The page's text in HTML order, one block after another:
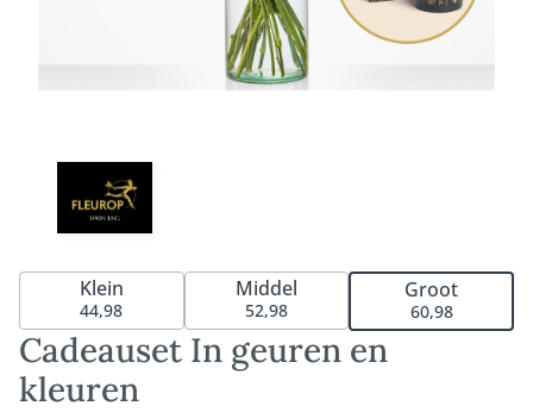
Cadeauset In geuren en
kleuren
Klein
44,98
Middel
52,98
Groot
60,98